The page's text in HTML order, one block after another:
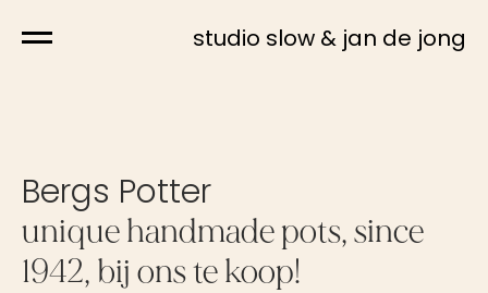
studio slow & jan de jong
Bergs Potter
unique handmade pots, since
1942, bij ons te koop!